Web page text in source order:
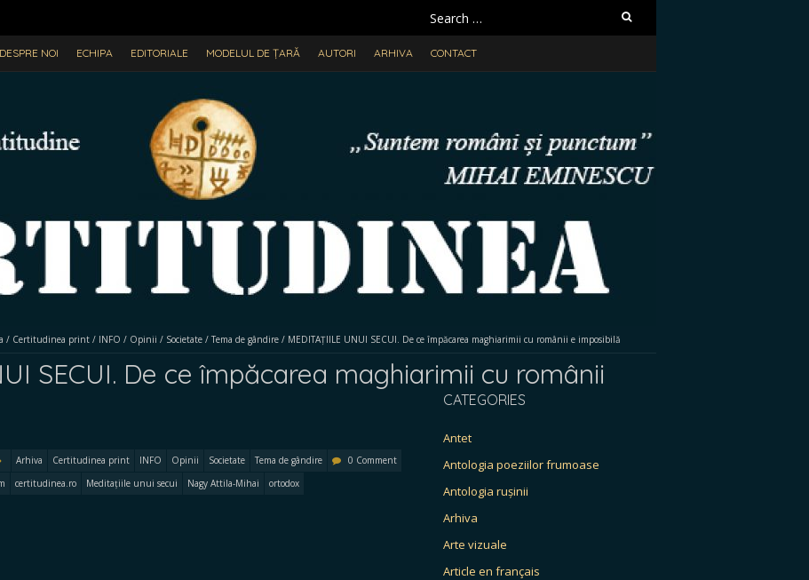
Search
for:
DESPRE NOI ECHIPA EDITORIALE MODELUL DE ȚARĂ AUTORI ARHIVA CONTACT
/ Certitudinea print / INFO / Opinii / Societate / Tema de gândire / MEDITAȚIILE UNUI SECUI. De ce împăcarea maghiarimii cu românii e imposibilă
SECUI. De ce împăcarea maghiarimii cu românii
Arhiva Certitudinea print INFO Opinii Societate Tema de gândire
0 Comment
certitudinea.ro Meditațiile unui secui Nagy Attila-Mihai ortodox
CATEGORIES
Antet
Antologia poeziilor frumoase
Antologia rușinii
Arhiva
Arte vizuale
Article en français